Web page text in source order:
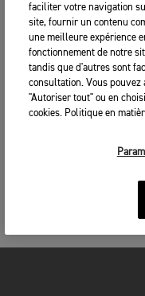
faciliter votre navigation
site, fournir un contenu
une meilleure expérience
fonctionnement de notre
tandis que d'autres sont
consultation. Vous
"Autoriser tout" ou en
cookies. Politique en